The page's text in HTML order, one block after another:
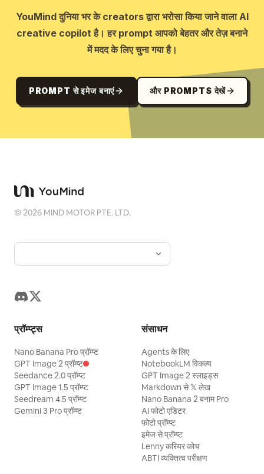
YouMind दुनिया भर के creators द्वारा भरोसा किया जाने वाला AI
creative copilot है। हर prompt आपको बेहतर और तेज़ बनाने
में मदद के लिए चुना गया है।
PROMPT से इमेज बनाएं और PROMPTS देखें
©2026 MIND MOTOR PTE. LTD.
प्रॉम्प्ट्स
Nano Banana Pro प्रॉम्प्ट
GPT Image 2 प्रॉम्प्ट
Seedance 2.0 प्रॉम्प्ट
GPT Image 1.5 प्रॉम्प्ट
Seedream 4.5 प्रॉम्प्ट
Gemini 3 Pro प्रॉम्प्ट
संसाधन
Agents के लिए
NotebookLM विकल्प
GPT Image 2 स्लाइड्स
Markdown से 𝕏 लेख
Nano Banana 2 बनाम Pro
AI फोटो एडिटर
फोटो प्रॉम्प्ट
इमेज से प्रॉम्प्ट
Lenny करियर कोच
ABTI व्यक्तित्व परीक्षण